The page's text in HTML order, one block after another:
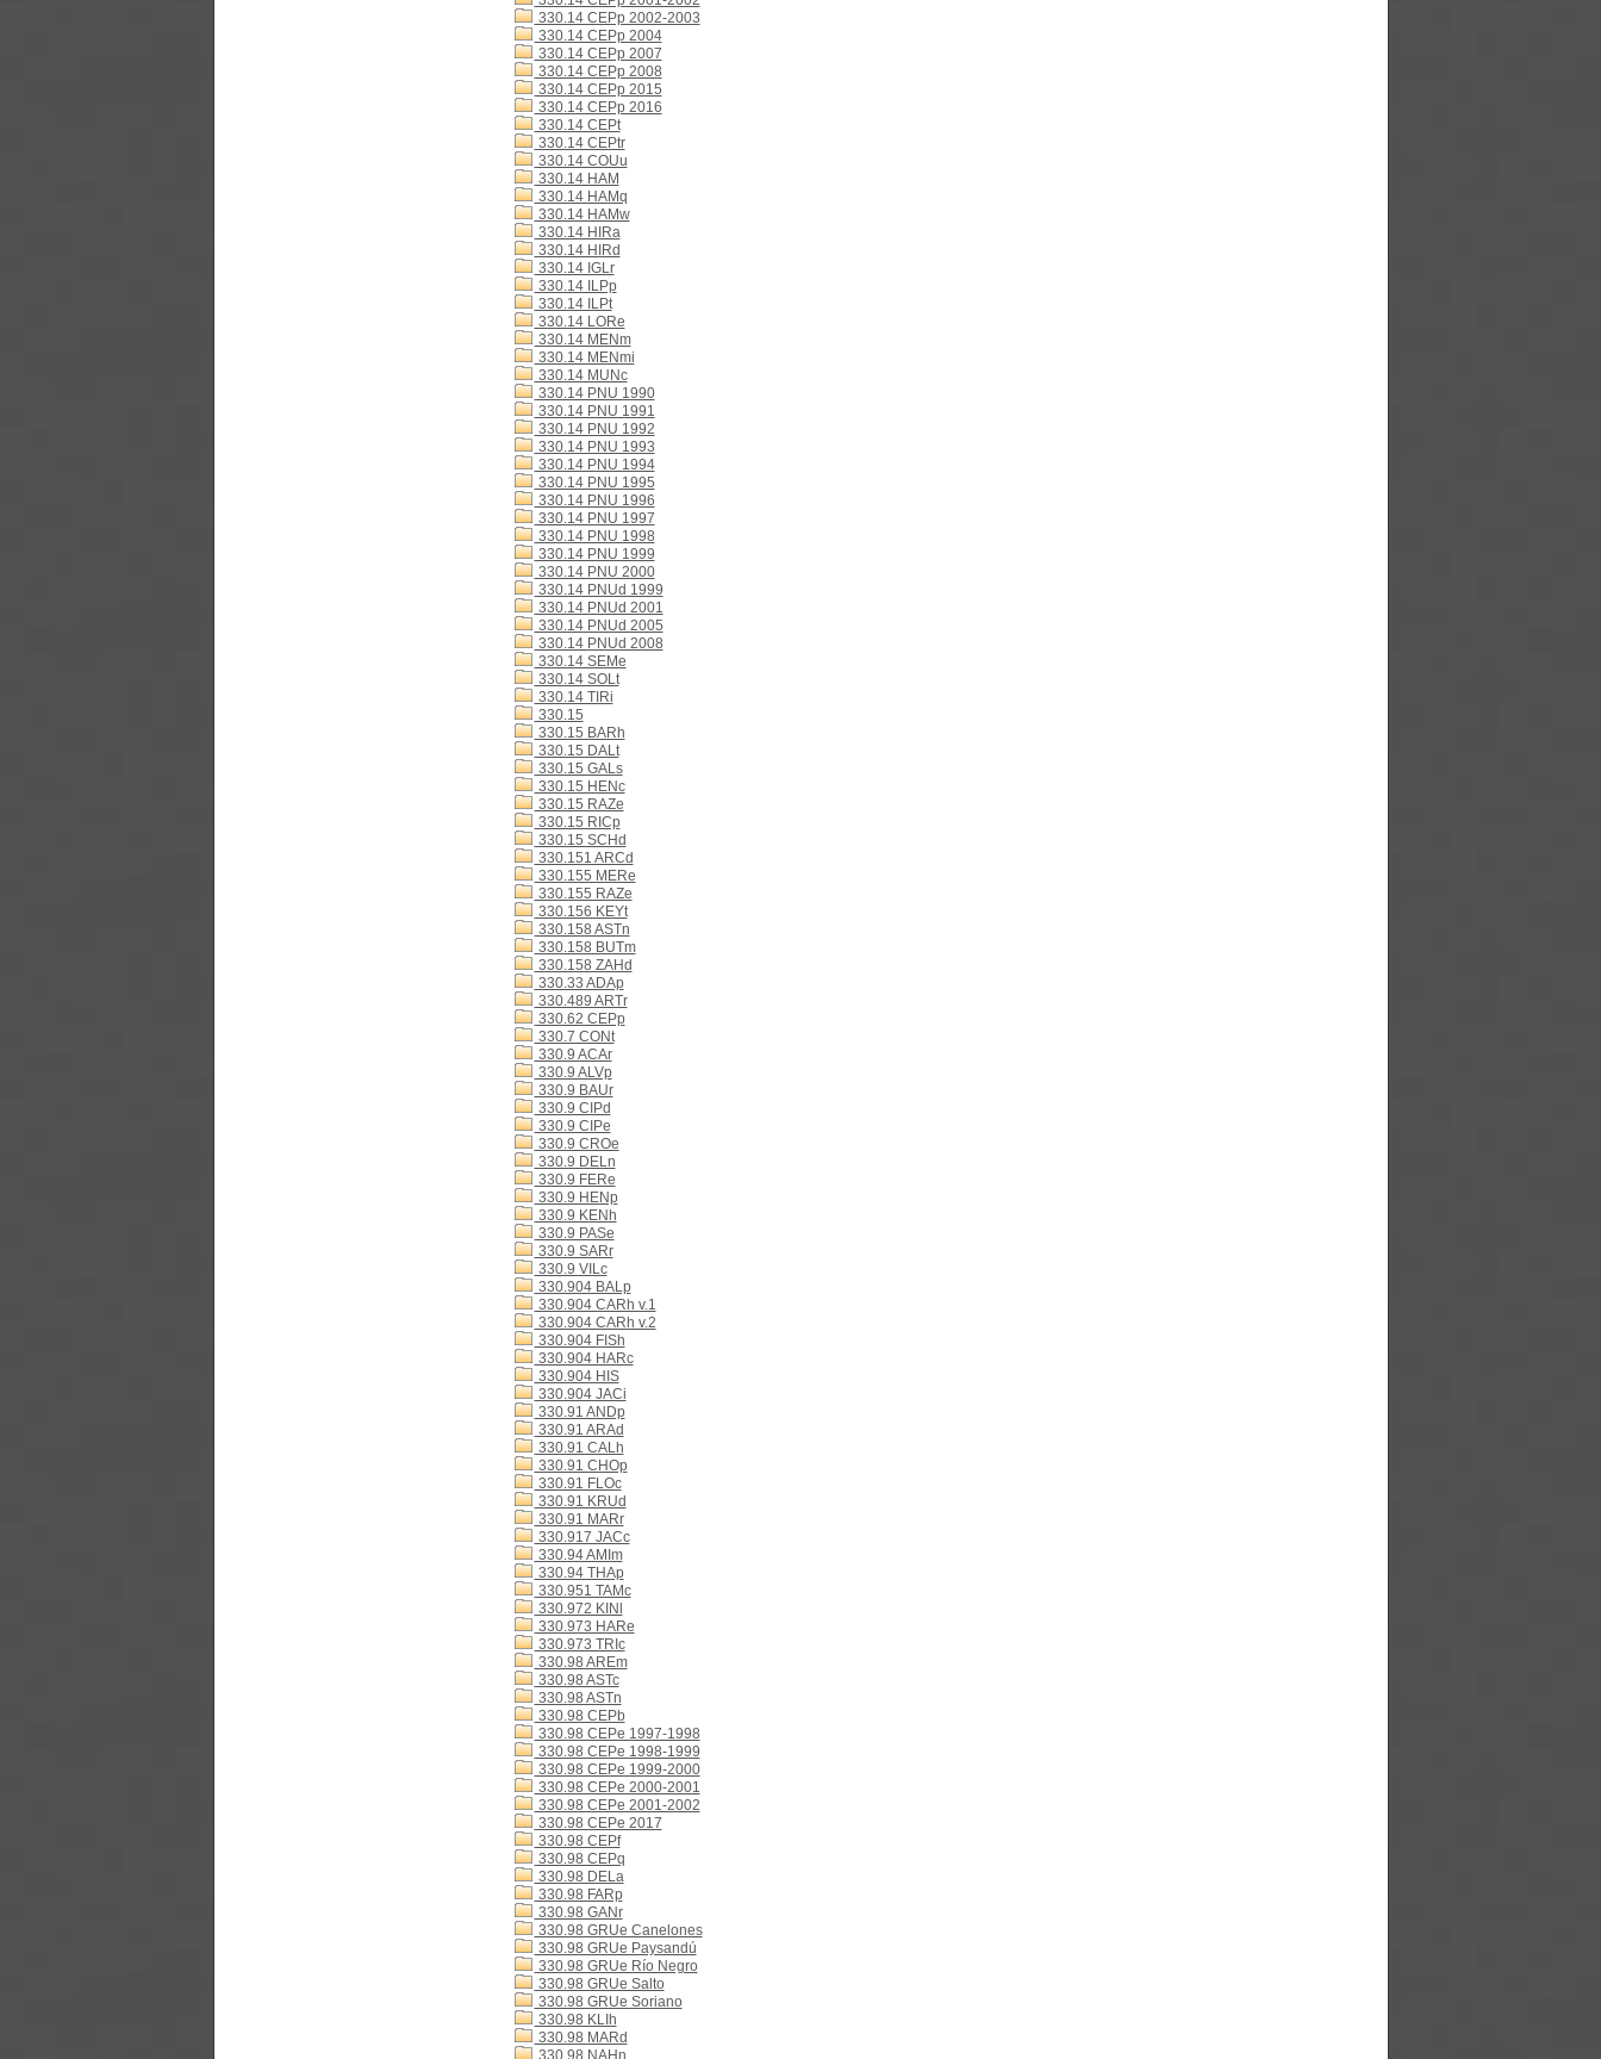
330.14 CEPp 2002-2003
330.14 CEPp 2004
330.14 CEPp 2007
330.14 CEPp 2008
330.14 CEPp 2015
330.14 CEPp 2016
330.14 CEPt
330.14 CEPtr
330.14 COUu
330.14 HAM
330.14 HAMq
330.14 HAMw
330.14 HIRa
330.14 HIRd
330.14 IGLr
330.14 ILPp
330.14 ILPt
330.14 LORe
330.14 MENm
330.14 MENmi
330.14 MUNc
330.14 PNU 1990
330.14 PNU 1991
330.14 PNU 1992
330.14 PNU 1993
330.14 PNU 1994
330.14 PNU 1995
330.14 PNU 1996
330.14 PNU 1997
330.14 PNU 1998
330.14 PNU 1999
330.14 PNU 2000
330.14 PNUd 1999
330.14 PNUd 2001
330.14 PNUd 2005
330.14 PNUd 2008
330.14 SEMe
330.14 SOLt
330.14 TIRi
330.15
330.15 BARh
330.15 DALt
330.15 GALs
330.15 HENc
330.15 RAZe
330.15 RICp
330.15 SCHd
330.151 ARCd
330.155 MERe
330.155 RAZe
330.156 KEYt
330.158 ASTn
330.158 BUTm
330.158 ZAHd
330.33 ADAp
330.489 ARTr
330.62 CEPp
330.7 CONt
330.9 ACAr
330.9 ALVp
330.9 BAUr
330.9 CIPd
330.9 CIPe
330.9 CROe
330.9 DELn
330.9 FERe
330.9 HENp
330.9 KENh
330.9 PASe
330.9 SARr
330.9 VILc
330.904 BALp
330.904 CARh v.1
330.904 CARh v.2
330.904 FISh
330.904 HARc
330.904 HIS
330.904 JACi
330.91 ANDp
330.91 ARAd
330.91 CALh
330.91 CHOp
330.91 FLOc
330.91 KRUd
330.91 MARr
330.917 JACc
330.94 AMIm
330.94 THAp
330.951 TAMc
330.972 KINl
330.973 HARe
330.973 TRIc
330.98 AREm
330.98 ASTc
330.98 ASTn
330.98 CEPb
330.98 CEPe 1997-1998
330.98 CEPe 1998-1999
330.98 CEPe 1999-2000
330.98 CEPe 2000-2001
330.98 CEPe 2001-2002
330.98 CEPe 2017
330.98 CEPf
330.98 CEPq
330.98 DELa
330.98 FARp
330.98 GANr
330.98 GRUe Canelones
330.98 GRUe Paysandú
330.98 GRUe Río Negro
330.98 GRUe Salto
330.98 GRUe Soriano
330.98 KLIh
330.98 MARd
330.98 NAHn